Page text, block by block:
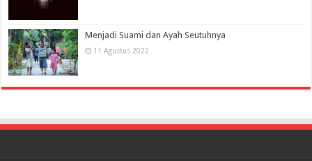
Menjadi Suami dan Ayah Seutuhnya
11 Agustus 2022